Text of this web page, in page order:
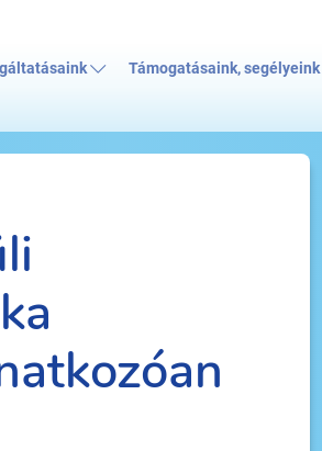
Támogatásaink, segélyeink